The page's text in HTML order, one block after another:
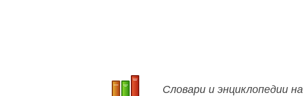
Словари и энциклопедии